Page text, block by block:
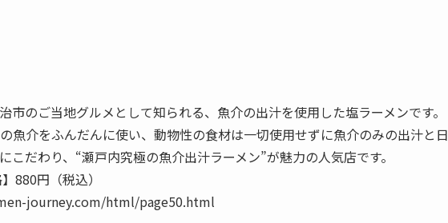
市のご当地グルメとして知られる、魚介の出汁を使用した塩ラーメンです。
魚介をふんだんに使い、動物性の食材は一切使用せずに魚介のみの出汁と日
こだわり、“瀬戸内究極の魚介出汁ラーメン”が魅力の人気店です。
880円（税込）
journey.com/html/page50.html